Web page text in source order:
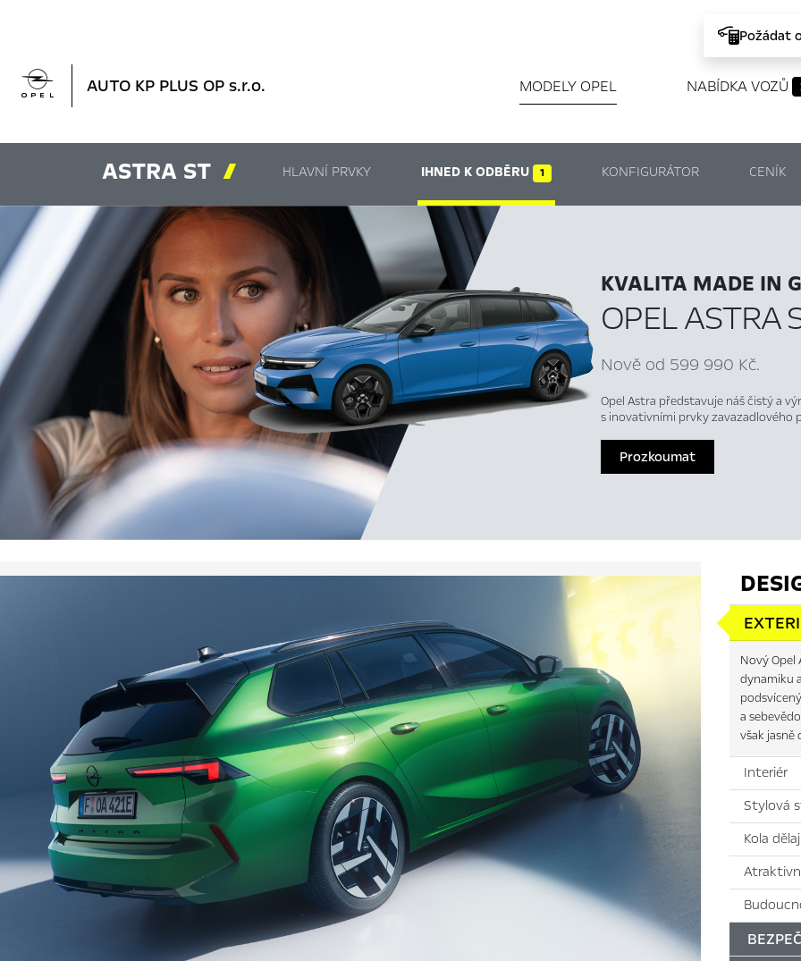
Požádat
 AUTO KP PLUS OP s.r.o. MODELY OPEL NABÍDKA VOZŮ
ASTRA ST  HLAVNÍ PRVKY IHNED K ODBĚRU 1 KONFIGURÁTOR CENÍK
KVALITA MADE IN
OPEL ASTRA
Nově od 599 990 Kč.
Opel Astra představuje náš čistý a
s inovativními prvky
Prozkoumat
Nový Opel
dynamiku
a
však
Interiér
Stylová
Kola